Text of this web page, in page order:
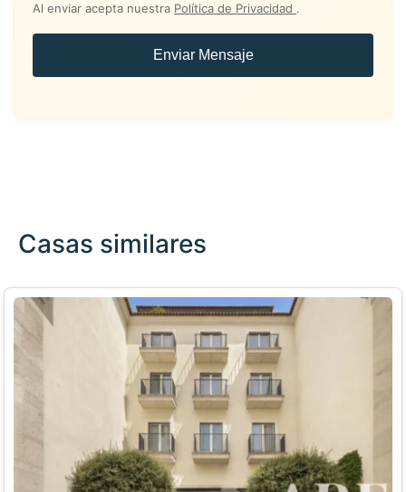
Al enviar acepta nuestra Política de Privacidad .
Enviar Mensaje
Casas similares